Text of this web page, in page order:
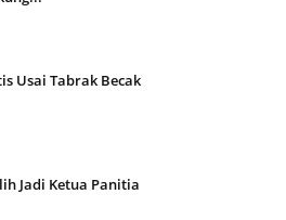
Usai Tabrak Becak
Jadi Ketua Panitia